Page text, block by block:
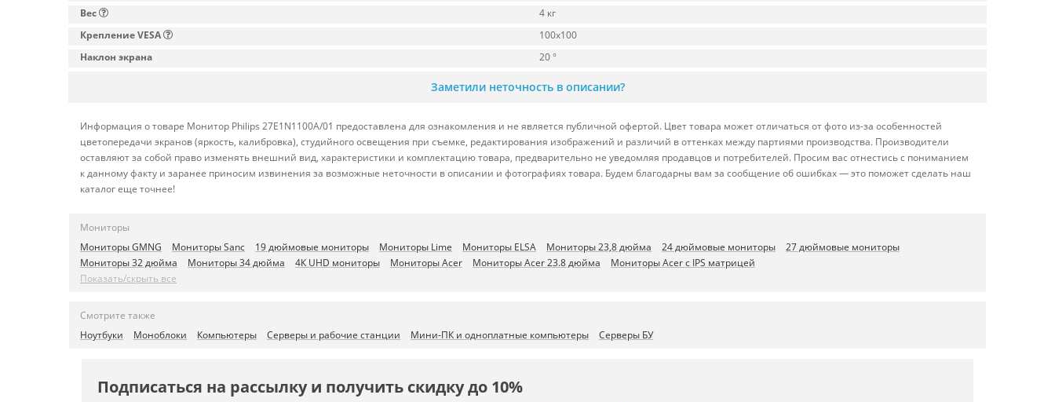
Вес
4 кг
Крепление VESA
100x100
Наклон экрана
20 °
Заметили неточность в описании?
Информация о товаре Монитор Philips 27E1N1100A/01 предоставлена для ознакомления и не является публичной офертой. Цвет товара может отличаться от фото из-за особенностей
цветопередачи экранов (яркость, калибровка), студийного освещения при съемке, редактирования изображений и различий в оттенках между партиями производства. Производители
оставляют за собой право изменять внешний вид, характеристики и комплектацию товара, предварительно не уведомляя продавцов и потребителей. Просим вас отнестись с пониманием
к данному факту и заранее приносим извинения за возможные неточности в описании и фотографиях товара. Будем благодарны вам за сообщение об ошибках — это поможет сделать наш
каталог еще точнее!
Мониторы
Мониторы GMNG
Мониторы Sanc 19 дюймовые мониторы Мониторы Lime Мониторы ELSA Мониторы 23,8 дюйма 24 дюймовые мониторы
27 дюймовые мониторы
Мониторы 32 дюйма
Мониторы 34 дюйма 4К UHD мониторы Мониторы Acer Мониторы Acer 23.8 дюйма
Мониторы Acer с IPS матрицей
Показать/скрыть все
Смотрите также
Ноутбуки
Моноблоки Компьютеры Серверы и рабочие станции Мини-ПК и одноплатные компьютеры Серверы БУ
Подписаться на рассылку и получить скидку до 10%